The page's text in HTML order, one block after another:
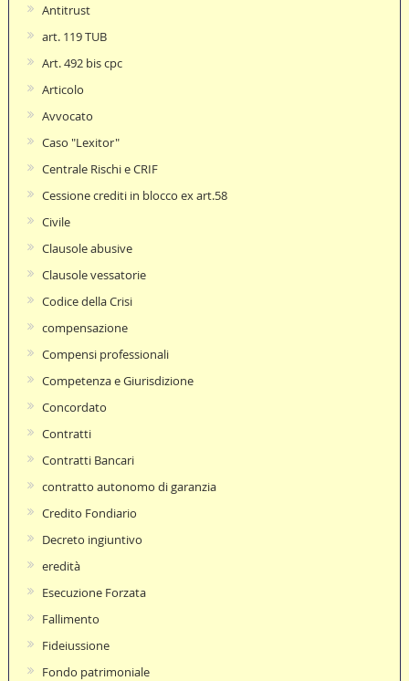
Antitrust
art. 119 TUB
Art. 492 bis cpc
Articolo
Avvocato
Caso "Lexitor"
Centrale Rischi e CRIF
Cessione crediti in blocco ex art.58
Civile
Clausole abusive
Clausole vessatorie
Codice della Crisi
compensazione
Compensi professionali
Competenza e Giurisdizione
Concordato
Contratti
Contratti Bancari
contratto autonomo di garanzia
Credito Fondiario
Decreto ingiuntivo
eredità
Esecuzione Forzata
Fallimento
Fideiussione
Fondo patrimoniale